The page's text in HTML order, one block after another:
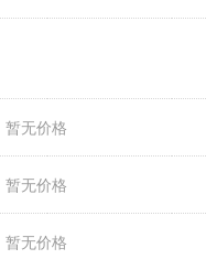
暂无价格
暂无价格
暂无价格